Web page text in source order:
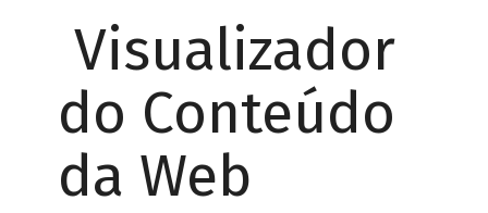
Visualizador
do Conteúdo
da Web